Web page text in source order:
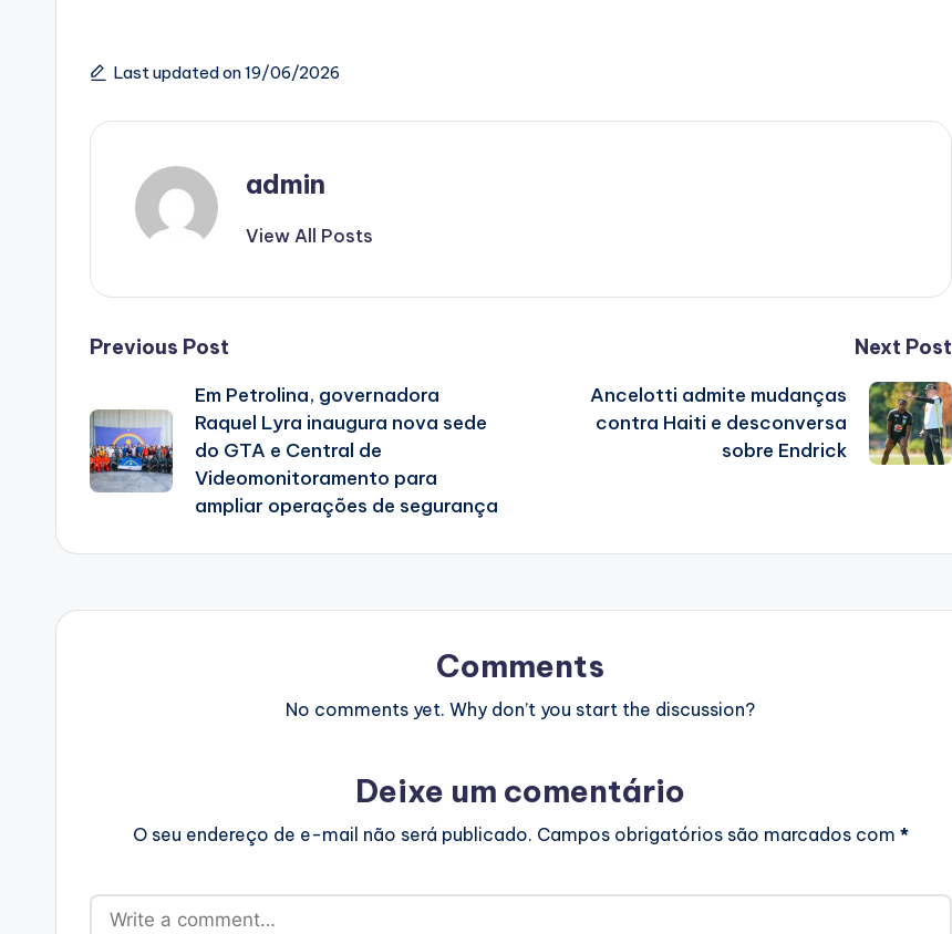
Last updated on 19/06/2026
admin
View All Posts
Post
navigation
Previous Post
Em Petrolina, governadora
Raquel Lyra inaugura nova sede
do GTA e Central de
Videomonitoramento para
ampliar operações de segurança
Next Post
Ancelotti admite mudanças
contra Haiti e desconversa
sobre Endrick
Comments
No comments yet. Why don’t you start the discussion?
Deixe um comentário
O seu endereço de e-mail não será publicado. Campos obrigatórios são marcados com *